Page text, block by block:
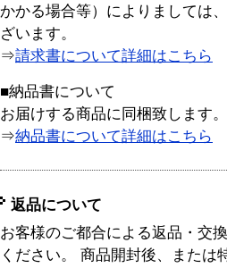
かかる場合等）によりましては
ざいます。
⇒請求書について詳細はこちら
■納品書について
お届けする商品に同梱致します。
⇒納品書について詳細はこちら
返品について
お客様のご都合による返品・交
ください。 商品開封後、または